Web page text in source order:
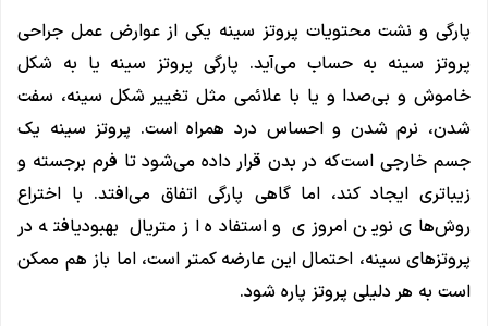
پارگی و نشت محتویات پروتز سینه یکی از عوارض عمل جراحی
پروتز سینه به حساب می‌آید. پارگی پروتز سینه یا به شکل
خاموش و بی‌صدا و یا با علائمی مثل تغییر شکل سینه‌، سفت
شدن، نرم شدن و احساس درد همراه است. پروتز سینه یک
جسم خارجی است که در بدن قرار داده می‌شود تا فرم برجسته و
زیباتری ایجاد کند، اما گاهی پارگی اتفاق می‌افتد. با اختراع
روش‌های نوین امروزی و استفاده از متریال‌ بهبودیافته در
پروتزهای سینه، احتمال این عارضه کمتر است، اما باز هم ممکن
است به هر دلیلی پروتز پاره شود.